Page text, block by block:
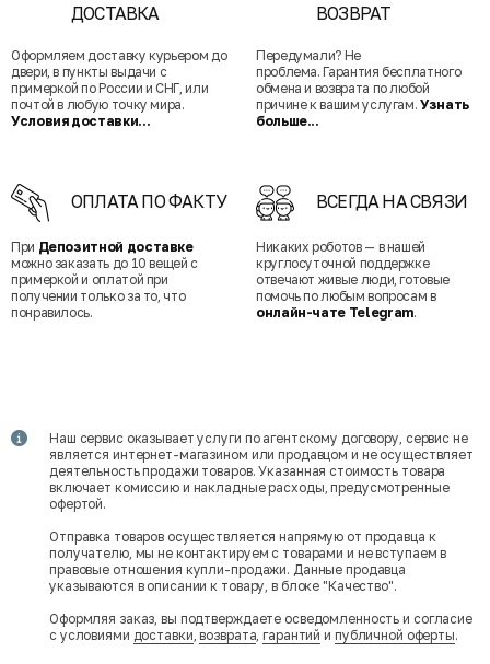
ДОСТАВКА
Оформляем доставку курьером до
двери, в пункты выдачи с
примеркой по России и СНГ, или
почтой в любую точку мира.
Условия доставки...
ВОЗВРАТ
Передумали? Не
проблема. Гарантия бесплатного
обмена и возврата по любой
причине к вашим услугам. Узнать
больше...
ОПЛАТА ПО ФАКТУ
При Депозитной доставке
можно заказать до 10 вещей с
примеркой и оплатой при
получении только за то, что
понравилось.
ВСЕГДА НА СВЯЗИ
Никаких роботов — в нашей
круглосуточной поддержке
отвечают живые люди, готовые
помочь по любым вопросам в
онлайн-чате Telegram.
Наш сервис оказывает услуги по агентскому договору, сервис не
является интернет-магазином или продавцом и не осуществляет
деятельность продажи товаров. Указанная стоимость товара
включает комиссию и накладные расходы, предусмотренные
офертой.
Отправка товаров осуществляется напрямую от продавца к
получателю, мы не контактируем с товарами и не вступаем в
правовые отношения купли-продажи. Данные продавца
указываются в описании к товару, в блоке "Качество".
Оформляя заказ, вы подтверждаете осведомленность и согласие
с условиями доставки,возврата,гарантий и публичной оферты.